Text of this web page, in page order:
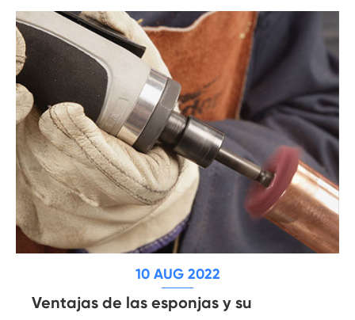
10 AUG 2022
Ventajas de las esponjas y su